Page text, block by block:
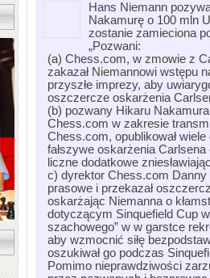
Hans Niemann
Nakamurę o 100 mln
zostanie zamieciona
„Pozwani:
(a) Chess.com, w zmowie z
zakazał Niemannowi wstępu
przyszłe imprezy, aby
oszczercze oskarżenia
(b) pozwany Hikaru
Chess.com w zakresie
Chess.com, opublikował
fałszywe oskarżenia
liczne dodatkowe
c) dyrektor Chess.com Danny
prasowe i przekazał
oskarżając Niemanna o
dotyczącym Sinquefield Cup
szachowego” w w garstce
aby wzmocnić siłę
oszukiwał go podczas
Pomimo nieprawdziwości